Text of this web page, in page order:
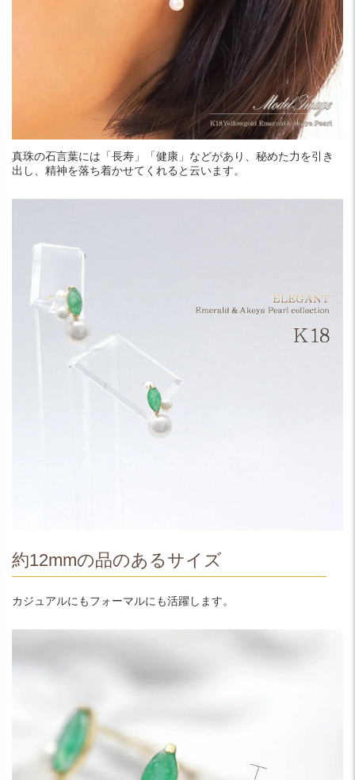
真珠の石言葉には「長寿」「健康」などがあり、秘めた力を引き
出し、精神を落ち着かせてくれると云います。
約12mmの品のあるサイズ
カジュアルにもフォーマルにも活躍します。